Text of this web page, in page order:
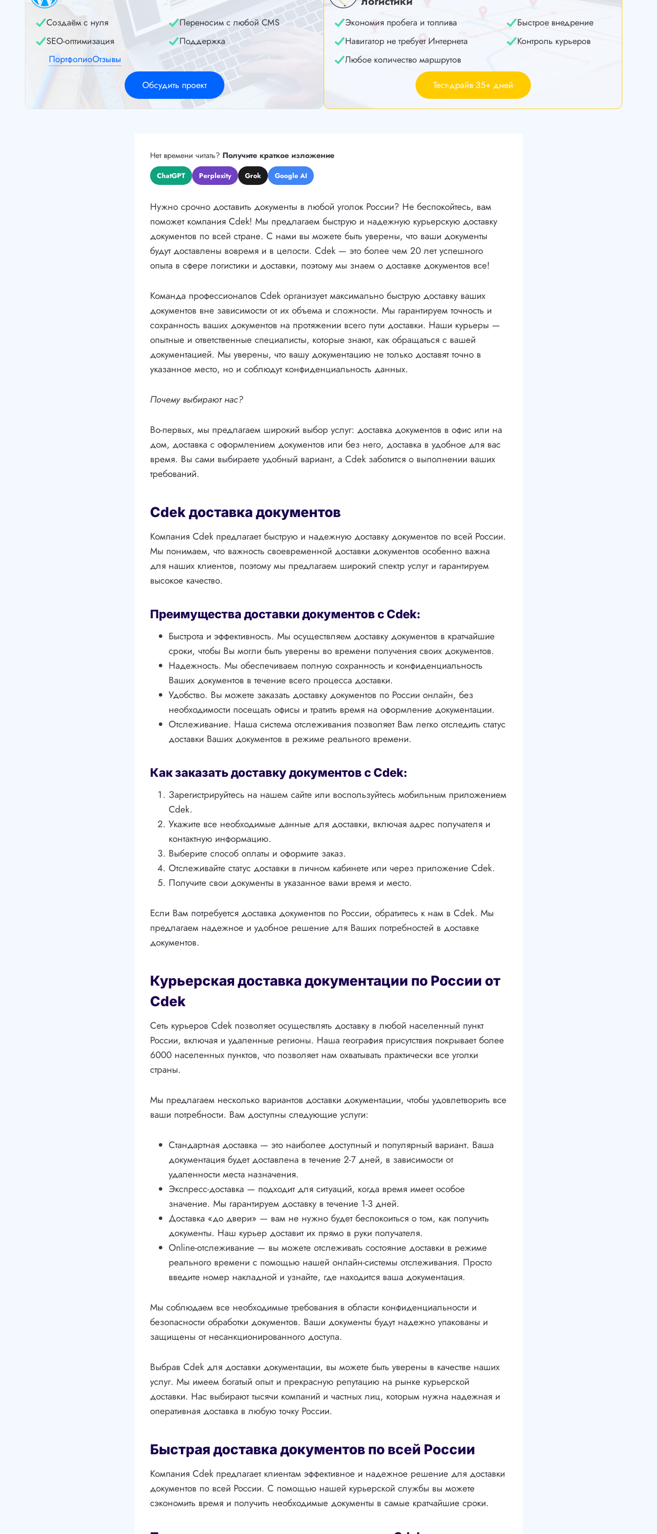
Создаём с нуля
Переносим с любой CMS
SEO-оптимизация
Поддержка
ПортфолиоОтзывы
Обсудить проект
Экономия пробега и топлива
Быстрое внедрение
Навигатор не требует Интернета
Контроль курьеров
Любое количество маршрутов
Тест-драйв 35+ дней
Нет времени читать? Получите краткое изложение
ChatGPT Perplexity Grok Google AI
Нужно срочно доставить документы в любой уголок России? Не беспокойтесь, вам
поможет компания Cdek! Мы предлагаем быструю и надежную курьерскую доставку
документов по всей стране. С нами вы можете быть уверены, что ваши документы
будут доставлены вовремя и в целости. Cdek — это более чем 20 лет успешного
опыта в сфере логистики и доставки, поэтому мы знаем о доставке документов все!
Команда профессионалов Cdek организует максимально быструю доставку ваших
документов вне зависимости от их объема и сложности. Мы гарантируем точность и
сохранность ваших документов на протяжении всего пути доставки. Наши курьеры —
опытные и ответственные специалисты, которые знают, как обращаться с вашей
документацией. Мы уверены, что вашу документацию не только доставят точно в
указанное место, но и соблюдут конфиденциальность данных.
Почему выбирают нас?
Во-первых, мы предлагаем широкий выбор услуг: доставка документов в офис или на
дом, доставка с оформлением документов или без него, доставка в удобное для вас
время. Вы сами выбираете удобный вариант, а Cdek заботится о выполнении ваших
требований.
Cdek доставка документов
Компания Cdek предлагает быструю и надежную доставку документов по всей России.
Мы понимаем, что важность своевременной доставки документов особенно важна
для наших клиентов, поэтому мы предлагаем широкий спектр услуг и гарантируем
высокое качество.
Преимущества доставки документов с Cdek:
Быстрота и эффективность. Мы осуществляем доставку документов в кратчайшие
сроки, чтобы Вы могли быть уверены во времени получения своих документов.
Надежность. Мы обеспечиваем полную сохранность и конфиденциальность
Ваших документов в течение всего процесса доставки.
Удобство. Вы можете заказать доставку документов по России онлайн, без
необходимости посещать офисы и тратить время на оформление документации.
Отслеживание. Наша система отслеживания позволяет Вам легко отследить статус
доставки Ваших документов в режиме реального времени.
Как заказать доставку документов с Cdek:
Зарегистрируйтесь на нашем сайте или воспользуйтесь мобильным приложением
Cdek.
Укажите все необходимые данные для доставки, включая адрес получателя и
контактную информацию.
Выберите способ оплаты и оформите заказ.
Отслеживайте статус доставки в личном кабинете или через приложение Cdek.
Получите свои документы в указанное вами время и место.
Если Вам потребуется доставка документов по России, обратитесь к нам в Cdek. Мы
предлагаем надежное и удобное решение для Ваших потребностей в доставке
документов.
Курьерская доставка документации по России от
Cdek
Сеть курьеров Cdek позволяет осуществлять доставку в любой населенный пункт
России, включая и удаленные регионы. Наша география присутствия покрывает более
6000 населенных пунктов, что позволяет нам охватывать практически все уголки
страны.
Мы предлагаем несколько вариантов доставки документации, чтобы удовлетворить все
ваши потребности. Вам доступны следующие услуги:
Стандартная доставка — это наиболее доступный и популярный вариант. Ваша
документация будет доставлена в течение 2-7 дней, в зависимости от
удаленности места назначения.
Экспресс-доставка — подходит для ситуаций, когда время имеет особое
значение. Мы гарантируем доставку в течение 1-3 дней.
Доставка «до двери» — вам не нужно будет беспокоиться о том, как получить
документы. Наш курьер доставит их прямо в руки получателя.
Online-отслеживание — вы можете отслеживать состояние доставки в режиме
реального времени с помощью нашей онлайн-системы отслеживания. Просто
введите номер накладной и узнайте, где находится ваша документация.
Мы соблюдаем все необходимые требования в области конфиденциальности и
безопасности обработки документов. Ваши документы будут надежно упакованы и
защищены от несанкционированного доступа.
Выбрав Cdek для доставки документации, вы можете быть уверены в качестве наших
услуг. Мы имеем богатый опыт и прекрасную репутацию на рынке курьерской
доставки. Нас выбирают тысячи компаний и частных лиц, которым нужна надежная и
оперативная доставка в любую точку России.
Быстрая доставка документов по всей России
Компания Cdek предлагает клиентам эффективное и надежное решение для доставки
документов по всей России. С помощью нашей курьерской службы вы можете
сэкономить время и получить необходимые документы в самые кратчайшие сроки.